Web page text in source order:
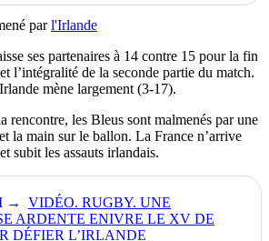
parl'Irlande
ses partenaires à 14 contre 15 pour la fin
l’intégralité de la seconde partie du match.
mène largement (3-17).
rencontre, les Bleus sont malmenés par une
la main sur le ballon. La France n’arrive
subit les assauts irlandais.
VIDÉO. RUGBY. UNE
ARDENTE ENIVRE LE XV DE
DÉFIER L’IRLANDE